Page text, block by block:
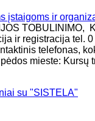
TOBULINIMO,
ir registracija tel.
telefonas,
mieste: Kursų
su "SISTELA"